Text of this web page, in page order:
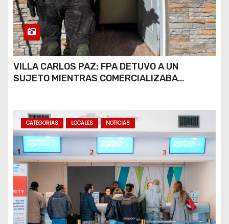
VILLA CARLOS PAZ: FPA DETUVO A UN
SUJETO MIENTRAS COMERCIALIZABA
CATEGORIAS LOCALES NOTICIAS